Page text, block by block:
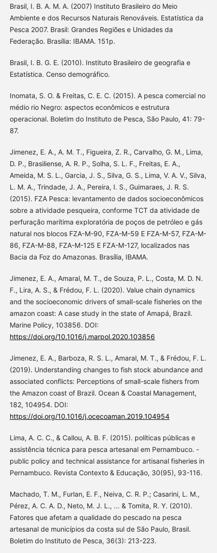
Brasil, I. B. A. M. A. (2007) Instituto Brasileiro do Meio
Ambiente e dos Recursos Naturais Renováveis. Estatística da
Pesca 2007. Brasil: Grandes Regiões e Unidades da
Federação. Brasília: IBAMA. 151p.
Brasil, I. B. G. E. (2010). Instituto Brasileiro de geografia e
Estatística. Censo demográfico.
Inomata, S. O. & Freitas, C. E. C. (2015). A pesca comercial no
médio rio Negro: aspectos econômicos e estrutura
operacional. Boletim do Instituto de Pesca, São Paulo, 41: 79-
87.
Jimenez, E. A., A. M. T., Figueira, Z. R., Carvalho, G. M., Lima,
D. P., Brasiliense, A. R. P., Solha, S. L. F., Freitas, E. A.,
Ameida, M. S. L., Garcia, J. S., Silva, G. S., Lima, V. A. V., Silva,
L. M. A., Trindade, J. A., Pereira, I. S., Guimaraes, J. R. S.
(2015). FZA Pesca: levantamento de dados socioeconômicos
sobre a atividade pesqueira, conforme TCT da atividade de
perfuração marítima exploratória de poços de petróleo e gás
natural nos blocos FZA-M-90, FZA-M-59 E FZA-M-57, FZA-M-
86, FZA-M-88, FZA-M-125 E FZA-M-127, localizados nas
Bacia da Foz do Amazonas. Brasília, IBAMA.
Jimenez, E. A., Amaral, M. T., de Souza, P. L., Costa, M. D. N.
F., Lira, A. S., & Frédou, F. L. (2020). Value chain dynamics
and the socioeconomic drivers of small-scale fisheries on the
amazon coast: A case study in the state of Amapá, Brazil.
Marine Policy, 103856. DOI:
https://doi.org/10.1016/j.marpol.2020.103856
Jimenez, E. A., Barboza, R. S. L., Amaral, M. T., & Frédou, F. L.
(2019). Understanding changes to fish stock abundance and
associated conflicts: Perceptions of small-scale fishers from
the Amazon coast of Brazil. Ocean & Coastal Management,
182, 104954. DOI:
https://doi.org/10.1016/j.ocecoaman.2019.104954
Lima, A. C. C., & Callou, A. B. F. (2015). políticas públicas e
assistência técnica para pesca artesanal em Pernambuco. -
public policy and technical assistance for artisanal fisheries in
Pernambuco. Revista Contexto & Educação, 30(95), 93-116.
Machado, T. M., Furlan, E. F., Neiva, C. R. P.; Casarini, L. M.,
Pérez, A. C. A. D., Neto, M. J. L., ... & Tomita, R. Y. (2010).
Fatores que afetam a qualidade do pescado na pesca
artesanal de municípios da costa sul de São Paulo, Brasil.
Boletim do Instituto de Pesca, 36(3): 213-223.